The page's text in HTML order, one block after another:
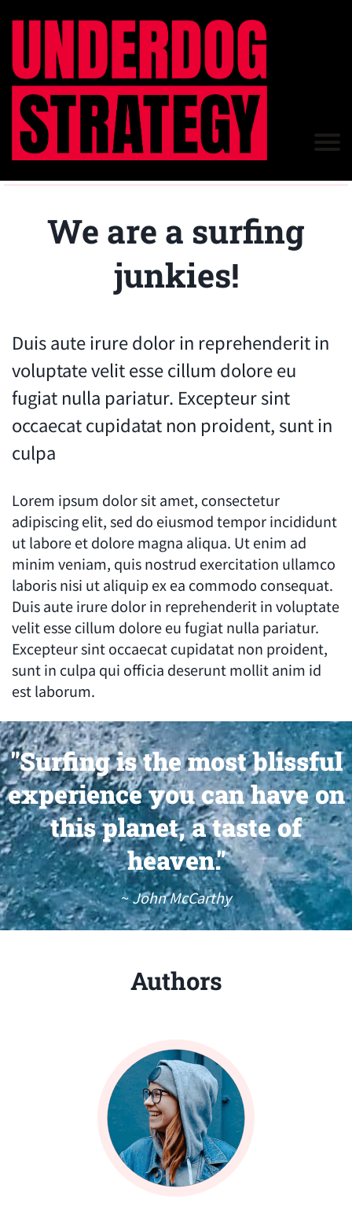
We are a surfing
junkies!
Duis aute irure dolor in reprehenderit in
voluptate velit esse cillum dolore eu
fugiat nulla pariatur. Excepteur sint
occaecat cupidatat non proident, sunt in
culpa
Lorem ipsum dolor sit amet, consectetur
adipiscing elit, sed do eiusmod tempor incididunt
ut labore et dolore magna aliqua. Ut enim ad
minim veniam, quis nostrud exercitation ullamco
laboris nisi ut aliquip ex ea commodo consequat.
Duis aute irure dolor in reprehenderit in voluptate
velit esse cillum dolore eu fugiat nulla pariatur.
Excepteur sint occaecat cupidatat non proident,
sunt in culpa qui officia deserunt mollit anim id
est laborum.
"Surfing is the most blissful
experience you can have on
this planet, a taste of
heaven."
~John McCarthy
Authors